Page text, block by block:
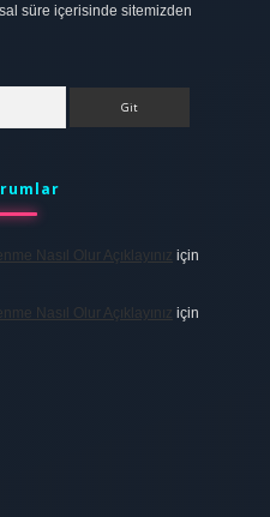
süre içerisinde sitemizden
Nasıl Olur Açıklayınız için
Nasıl Olur Açıklayınız için